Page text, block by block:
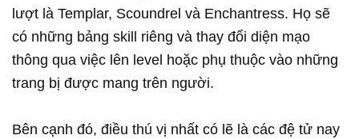
lượt là Templar, Scoundrel và Enchantress. Họ sẽ
có những bảng skill riêng và thay đổi diện mạo
thông qua việc lên level hoặc phụ thuộc vào những
trang bị được mang trên người.
Bên cạnh đó, điều thú vị nhất có lẽ là các đệ tử nay